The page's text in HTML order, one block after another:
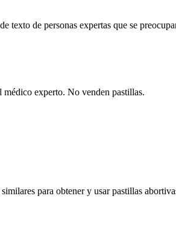
texto de personas expertas que se
experto. No venden pastillas.
para obtener y usar pastillas